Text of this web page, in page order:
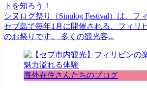
トを知ろう！
シヌログ祭り（Sinulog Festival）は、フ
セブ島で毎年1月に開催される、フィリ
のお祭りです。 多くの観光客...
海外在住さんたちのブログ